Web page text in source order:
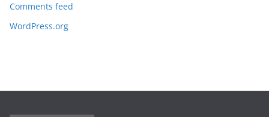
Comments feed
WordPress.org